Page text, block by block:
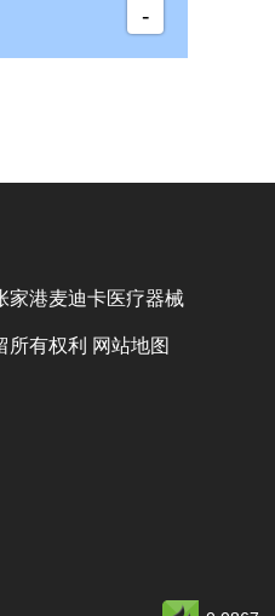
家港麦迪卡医疗器械
所有权利 网站地图